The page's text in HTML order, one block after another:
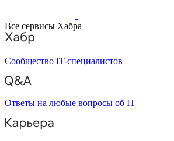
Все сервисы Хабра
Сообщество IT-специалистов
Ответы на любые вопросы об IT